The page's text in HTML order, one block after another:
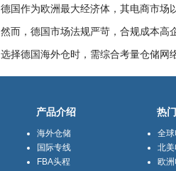
德国作为欧洲最大经济体，其电商市场
然而，德国市场法规严苛，合规成本高
选择德国海外仓时，需综合考量仓储网
产品介绍
海外仓储
国际专线
FBA头程
热
全
北
欧